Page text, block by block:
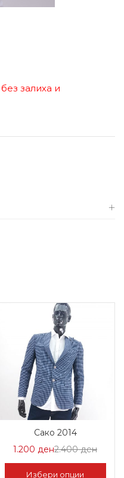
залиха и
Сако 2014
1.200 денЦена
на
2.400ден
Цена
Избери опции